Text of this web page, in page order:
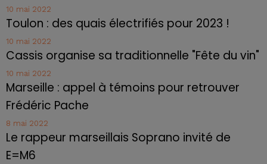
10 mai 2022
Toulon : des quais électrifiés pour 2023 !
10 mai 2022
Cassis organise sa traditionnelle "Fête du vin"
10 mai 2022
Marseille : appel à témoins pour retrouver
Frédéric Pache
8 mai 2022
Le rappeur marseillais Soprano invité de
E=M6